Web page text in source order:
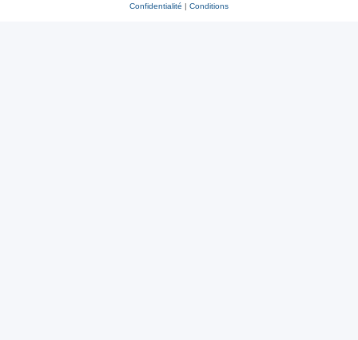
Confidentialité | Conditions